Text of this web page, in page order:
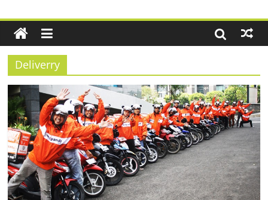
ข้อมูล
ธุรกิจ
SME
แห่ง
ประเทศไทย,
ThaiSMEsCenter,
Deliverry